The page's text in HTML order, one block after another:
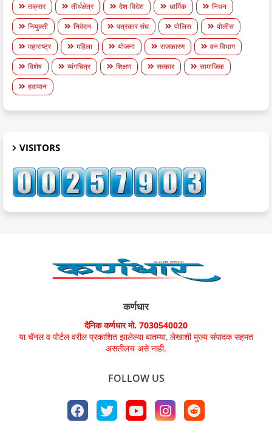
तक्रार
तीर्थक्षेत्र देश-विदेश धार्मिक
निधन
नियुक्ती
निवेदन पत्रकार संघ पोलिस
पोलीस
महाराष्ट्र
महिला योजना राजकारण
वन विभाग
विशेष
व्यंगचित्र शिक्षण सत्कार
सामाजिक
हवामान
VISITORS
कर्णधार
दैनिक कर्णधार मो. 7030540020
या चॅनल व पोर्टल वरील प्रकाशित झालेल्या बातम्या, लेखाशी मुख्य संपादक सहमत
असतीलच असे नाही.
FOLLOW US